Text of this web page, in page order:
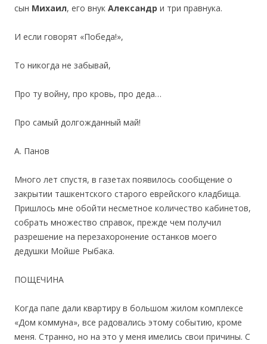
сын Михаил, его внук Александр и три правнука.
И если говорят «Победа!»,
То никогда не забывай,
Про ту войну, про кровь, про деда…
Про самый долгожданный май!
А. Панов
Много лет спустя, в газетах появилось сообщение о
закрытии ташкентского старого еврейского кладбища.
Пришлось мне обойти несметное количество кабинетов,
собрать множество справок, прежде чем получил
разрешение на перезахоронение останков моего
дедушки Мойше Рыбака.
ПОЩЕЧИНА
Когда папе дали квартиру в большом жилом комплексе
«Дом коммуна», все радовались этому событию, кроме
меня. Странно, но на это у меня имелись свои причины. С